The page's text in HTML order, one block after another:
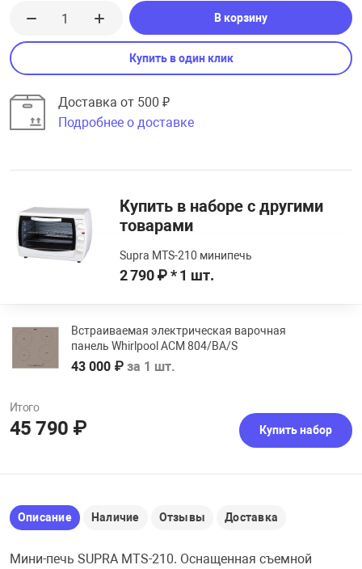
В корзину
Купить в один клик
Доставка от 500 ₽
Подробнее о доставке
Купить в наборе с другими
товарами
Supra MTS-210 минипечь
2 790 ₽ * 1 шт.
Встраиваемая электрическая варочная
панель Whirlpool ACM 804/BA/S
43 000 ₽ за 1 шт.
Итого
45 790 ₽ Купить набор
Описание Наличие Отзывы Доставка
Мини-печь SUPRA MTS-210. Оснащенная съемной